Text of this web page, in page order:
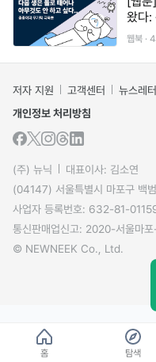
왔다:
웹북 ·
저자 지원 고객센터 뉴스레터
개인정보 처리방침
(주) 뉴닉
대표이사: 김소연
(04147) 서울특별시 마포구 백
사업자 등록번호: 632-81-
통신판매업신고: 2020-서울마
© NEWNEEK Co., Ltd.
홈 탐색